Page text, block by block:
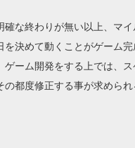
確な終わりが無い以上、マ
を決めて動くことがゲーム
ゲーム開発をする上では、
の都度修正する事が求めら